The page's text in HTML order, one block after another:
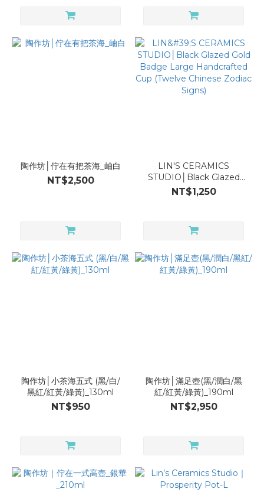
(6)
陶作坊│佇在有把茶海_岫白
NT$2,500
LIN'S CERAMICS
STUDIO│Black Glazed
Gold Badge Large
Handcrafted Cup (Twelve
NT$1,250
陶作坊│小茶海五式 (黑/白/
黑紅/紅黃/綠黃)_130ml
NT$950
陶作坊│滿足壺(黑/潤白/黑
紅/紅黃/綠黃)_190ml
NT$2,950